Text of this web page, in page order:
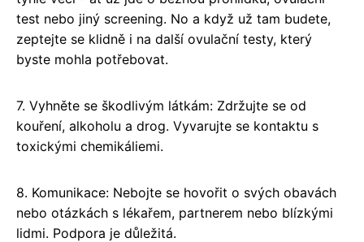
test nebo jiný screening. No a když už tam budete,
zeptejte se klidně i na další ovulační testy, který
byste mohla potřebovat.
7. Vyhněte se škodlivým látkám: Zdržujte se od
kouření, alkoholu a drog. Vyvarujte se kontaktu s
toxickými chemikáliemi.
8. Komunikace: Nebojte se hovořit o svých obavách
nebo otázkách s lékařem, partnerem nebo blízkými
lidmi. Podpora je důležitá.